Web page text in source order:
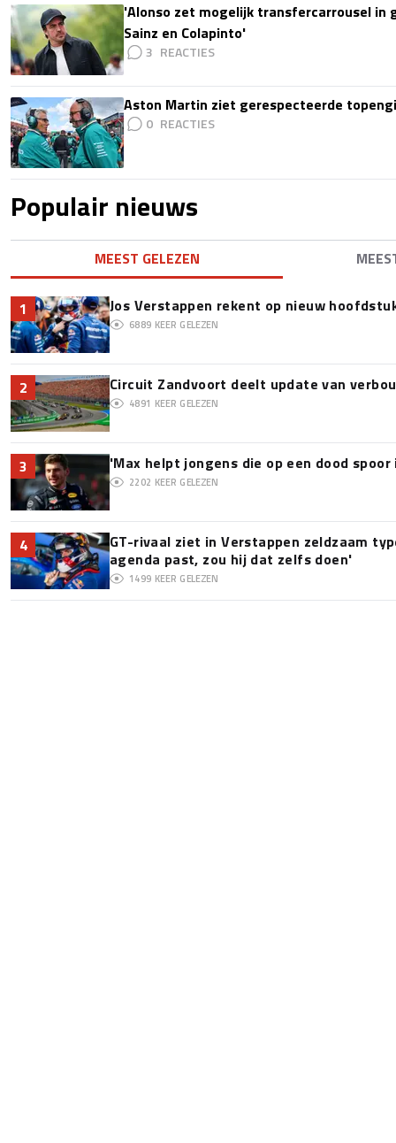
'Alonso zet mogelijk transfercarrousel in
Sainz en Colapinto'
3
Aston Martin ziet gerespecteerde
0
Populair nieuws
MEEST GELEZEN
1 Jos Verstappen rekent op nieuw
6889 KEER GELEZEN
2 Circuit Zandvoort deelt update van
4891 KEER GELEZEN
3 'Max helpt jongens die op een dood
2202 KEER GELEZEN
4
GT-rivaal ziet in Verstappen zeldzaam
agenda past, zou hij dat zelfs doen'
1499 KEER GELEZEN